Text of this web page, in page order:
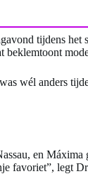
tijdens
wél anders
en
favoriet”, legt